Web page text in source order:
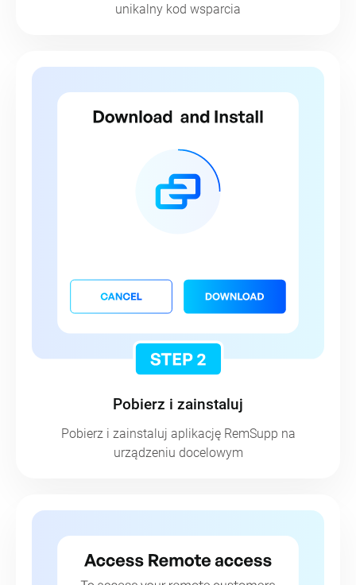
unikalny kod wsparcia
Krok 2
Pobierz i zainstaluj
Pobierz i zainstaluj aplikację RemSupp na
urządzeniu docelowym